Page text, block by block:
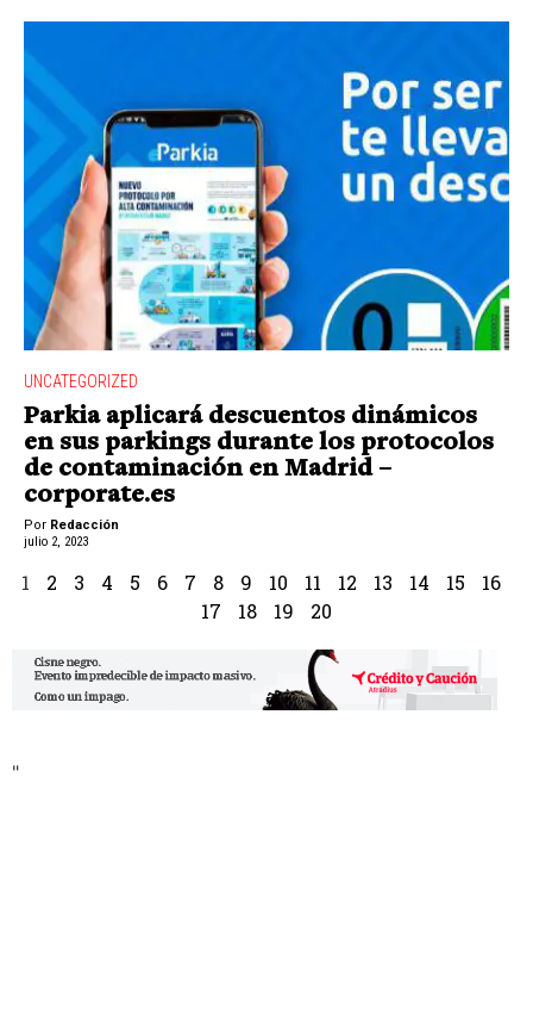
UNCATEGORIZED
Parkia aplicará descuentos dinámicos
en sus parkings durante los protocolos
de contaminación en Madrid –
corporate.es
Por Redacción
julio 2, 2023
1 2 3 4 5 6 7 8 9 10 11 12 13 14 15
16
17
18 19 20
"